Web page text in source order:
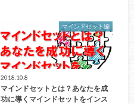
マインドセット編
2018.10.8
マインドセットとは？あなたを成
功に導くマインドセットをインス